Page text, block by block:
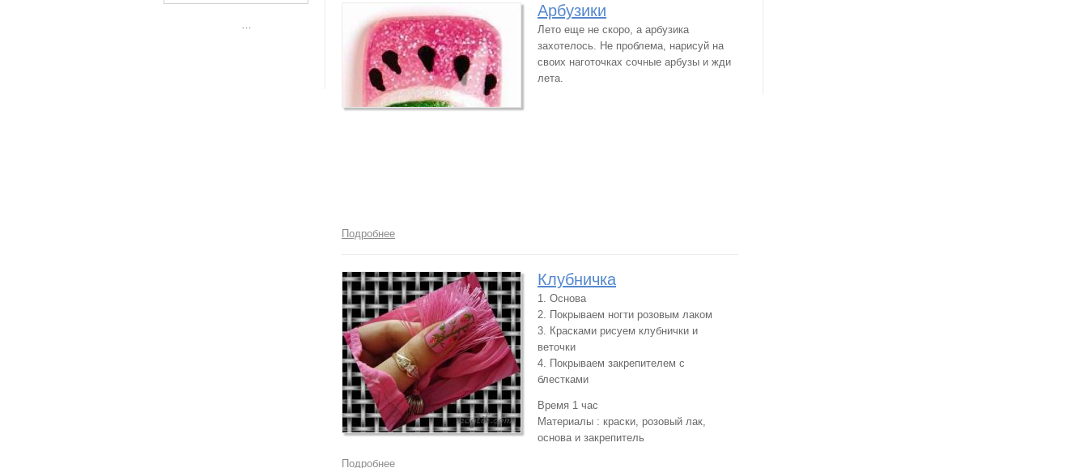
Арбузики
Лето еще не скоро, а арбузика
захотелось. Не проблема, нарисуй на
своих наготочках сочные арбузы и жди
лета.
Подробнее
Клубничка
1. Основа
2. Покрываем ногти розовым лаком
3. Красками рисуем клубнички и
веточки
4. Покрываем закрепителем с
блестками
Время 1 час
Материалы : краски, розовый лак,
основа и закрепитель
Подробнее